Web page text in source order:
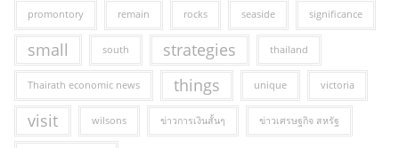
promontory remain rocks seaside significance
small south strategies thailand
Thairath economic news things unique victoria
visit wilsons ข่าวการเงินสั้นๆ ข่าวเศรษฐกิจ สหรัฐ